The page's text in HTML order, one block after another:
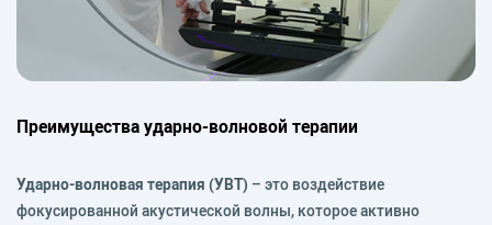
Преимущества ударно-волновой терапии
Ударно-волновая терапия (УВТ) – это воздействие
фокусированной акустической волны, которое активно